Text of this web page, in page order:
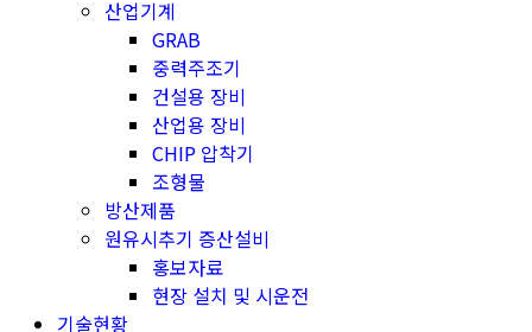
산업기계
GRAB
중력주조기
건설용 장비
산업용 장비
CHIP 압착기
조형물
방산제품
원유시추기 증산설비
홍보자료
현장 설치 및 시운전
기술현황